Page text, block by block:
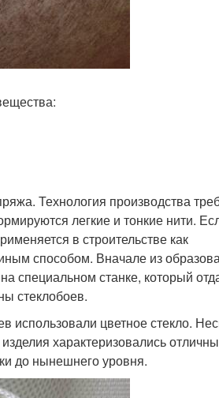
Технология производства
легкие и тонкие нити.
в строительстве как
способом. Вначале из
специальном станке, который
стеклобоев.
использовали цветное стекло.
характеризовались
до нынешнего уровня.